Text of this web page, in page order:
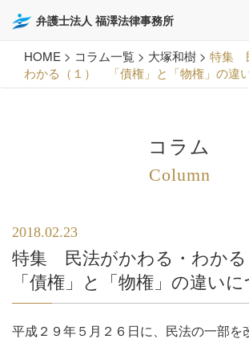
弁護士法人 福澤法律事務所
HOME > コラム一覧 > 大塚和樹 > 特集
わかる（１） 「債権」と「物権」の違
コラム
Column
2018.02.23
特集 民法がかわる・わか
「債権」と「物権」の違い
平成２９年５月２６日に、民法の一部を